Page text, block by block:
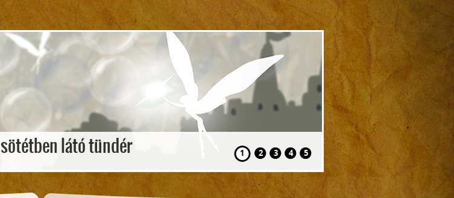
látó tündér Volt egyszer egy
1 2 3 4 5